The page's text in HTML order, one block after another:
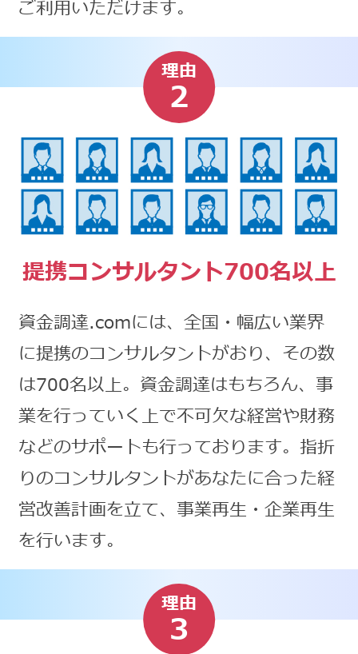
ご利用いただけます。
理由
2
提携コンサルタント700名以上
資金調達.comには、全国・幅広い業界
に提携のコンサルタントがおり、その数
は700名以上。資金調達はもちろん、事
業を行っていく上で不可欠な経営や財務
などのサポートも行っております。指折
りのコンサルタントがあなたに合った経
営改善計画を立て、事業再生・企業再生
を行います。
理由
3